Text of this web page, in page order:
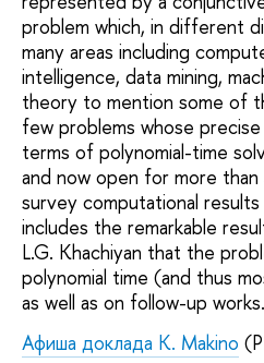
problem which, in different
many areas including
intelligence, data mining,
theory to mention some of
few problems whose
terms of polynomial-time
and now open for more
survey computational
includes the remarkable
L.G. Khachiyan that the
polynomial time (and thus
as well as on follow-up works.
Афиша доклада K. Makino